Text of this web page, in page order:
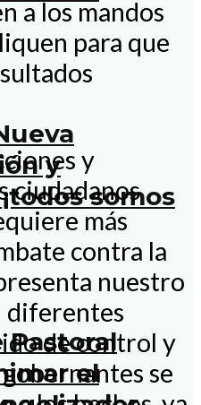
y
somos
Pastoral
el
a los mandos
para que
y
ciudadanos
más
contra la
nuestro
diferentes
de control y
se